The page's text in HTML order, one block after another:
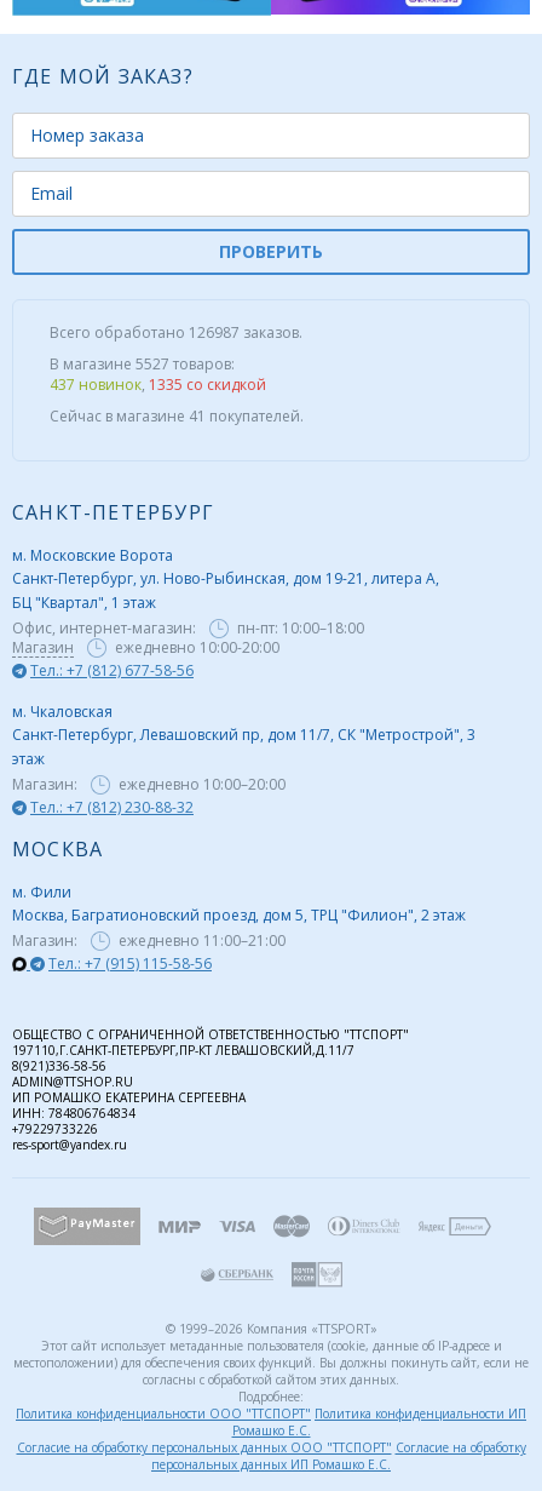
ГДЕ МОЙ ЗАКАЗ?
ПРОВЕРИТЬ
Всего обработано 126987 заказов.
В магазине 5527 товаров:
437 новинок, 1335 со скидкой
Сейчас в магазине 41 покупателей.
САНКТ-ПЕТЕРБУРГ
м. Московские Ворота
Санкт-Петербург, ул. Ново-Рыбинская, дом 19-21, литера А,
БЦ "Квартал", 1 этаж
Офис, интернет-магазин:
пн-пт: 10:00–18:00
Магазин
ежедневно 10:00-20:00
Тел.: +7 (812) 677-58-56
м. Чкаловская
Санкт-Петербург, Левашовский пр, дом 11/7, СК "Метрострой", 3
этаж
Магазин:
ежедневно 10:00–20:00
Тел.: +7 (812) 230-88-32
МОСКВА
м. Фили
Москва, Багратионовский проезд, дом 5, ТРЦ "Филион", 2 этаж
Магазин:
ежедневно 11:00–21:00
Тел.: +7 (915) 115-58-56
ОБЩЕСТВО С ОГРАНИЧЕННОЙ ОТВЕТСТВЕННОСТЬЮ "ТТСПОРТ"
197110,Г.САНКТ-ПЕТЕРБУРГ,ПР-КТ ЛЕВАШОВСКИЙ,Д.11/7
8(921)336-58-56
ADMIN@TTSHOP.RU
ИП РОМАШКО ЕКАТЕРИНА СЕРГЕЕВНА
ИНН: 784806764834
+79229733226
res-sport@yandex.ru
© 1999–2026 Компания «TTSPORT»
Этот сайт использует метаданные пользователя (cookie, данные об IP-адресе и
местоположении) для обеспечения своих функций. Вы должны покинуть сайт, если не
согласны с обработкой сайтом этих данных.
Подробнее:
Политика конфиденциальности ООО "ТТСПОРТ" Политика конфиденциальности ИП
Ромашко Е.С.
Согласие на обработку персональных данных ООО "ТТСПОРТ" Согласие на обработку
персональных данных ИП Ромашко Е.С.